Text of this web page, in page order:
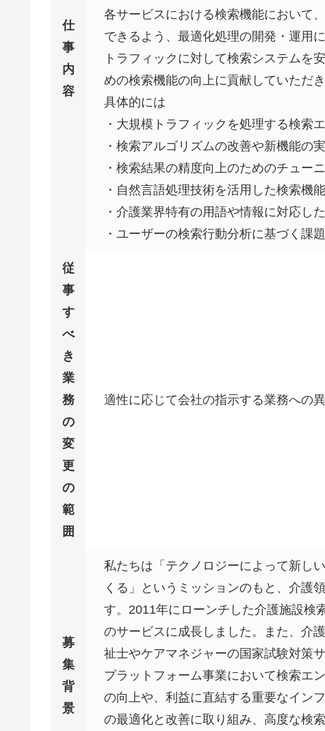
仕
事
内
容
各サービスにおける検索機能において
できるよう、最適化処理の開発・運用
トラフィックに対して検索システムを
めの検索機能の向上に貢献していただき
具体的には
・大規模トラフィックを処理する検索
・検索アルゴリズムの改善や新機能の
・検索結果の精度向上のためのチュー
・自然言語処理技術を活用した検索機
・介護業界特有の用語や情報に対応し
・ユーザーの検索行動分析に基づく課
従
事
す
べ
き
業
務
の
変
更
の
範
囲
適性に応じて会社の指示する業務への
募
集
背
景
私たちは「テクノロジーによって新し
くる」というミッションのもと、介護
す。2011年にローンチした介護施設検
のサービスに成長しました。また、介
祉士やケアマネジャーの国家試験対策
プラットフォーム事業において検索エ
の向上や、利益に直結する重要なイン
の最適化と改善に取り組み、高度な検